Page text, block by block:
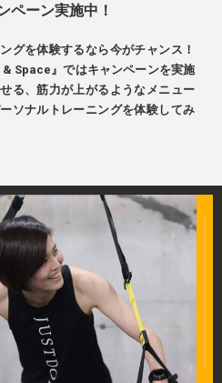
ペーン実施中！
グを体験するなら今がチャンス！
Space』ではキャンペーンを実施
る、筋力が上がるようなメニュー
ソナルトレーニングを体験してみ